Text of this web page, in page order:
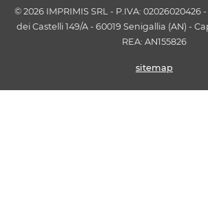
© 2026 IMPRIMIS SRL - P.IVA: 02026020426
dei Castelli 149/A - 60019 Senigallia (AN) -
REA: AN155826
sitemap